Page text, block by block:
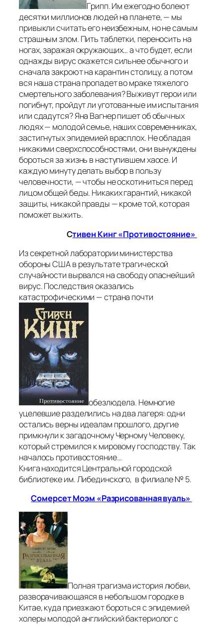
Грипп. Им ежегодно болеют
десятки миллионов людей на планете, — мы
привыкли считать его неизбежным, но не самым
страшным злом. Пить таблетки, переносить на
ногах, заражая окружающих… а что будет, если
однажды вирус окажется сильнее обычного и
сначала закроют на карантин столицу, а потом
вся наша страна пропадет во мраке тяжелого
смертельного заболевания? Выживут герои или
погибнут, пройдут ли уготованные им испытания
или сдадутся? Яна Вагнер пишет об обычных
людях — молодой семье, наших современниках,
застигнутых эпидемией врасплох. Не обладая
никакими сверхспособностями, они вынуждены
бороться за жизнь в наступившем хаосе. И
каждую минуту делать выбор в пользу
человечности, — чтобы не оскотиниться перед
лицом общей беды. Никаких гарантий, никакой
защиты, никакой правды — кроме той, которая
поможет выжить.
Стивен Кинг «Противостояние»
Из секретной лаборатории министерства
обороны США в результате трагической
случайности вырвался на свободу опаснейший
вирус. Последствия оказались
катастрофическими — страна почти
обезлюдела. Немногие
уцелевшие разделились на два лагеря: одни
остались верны идеалам прошлого, другие
примкнули к загадочному Черному Человеку,
который стремился к мировому господству. Так
началось противостояние…
Книга находится Центральной городской
библиотеке им. Либединского, в филиале № 5.
Сомерсет Моэм «Разрисованная вуаль»
Полная трагизма история любви,
разворачивающаяся в небольшом городке в
Китае, куда приезжают бороться с эпидемией
холеры молодой английский бактериолог с